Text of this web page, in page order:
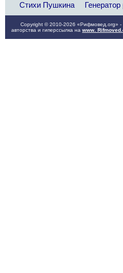
Стихи Пушкина
Copyright © 2010-2026 «Рифмовед.org» -
авторства и гиперссылка на www.